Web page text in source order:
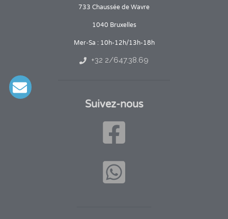
733 Chaussée de Wavre
1040 Bruxelles
Mer-Sa : 10h-12h/13h-18h
+32 2/647.38.69
Suivez-nous